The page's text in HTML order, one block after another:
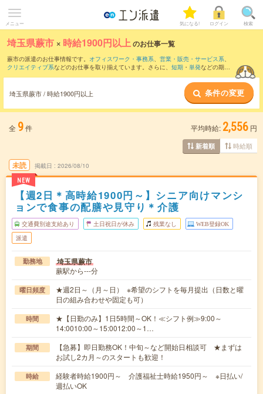
メニュー 気になる! ログイン 検索
埼玉県蕨市 × 時給1900円以上のお仕事一覧
蕨市の派遣のお仕事情報です。 オフィスワーク・事務系、 営業・販売・サービス系、
クリエイティブ系などのお仕事を取り揃えています。さらに、 短期 ・ 単発などの期間
埼玉県蕨市 / 時給1900円以上 条件の変更
全 9件 平均時給: 2,556 円
新着順 時給順
未読
NEW
掲載日 2026/08/10
【週2日＊高時給1900円～】シニア向けマンシ
ョンで食事の配膳や見守り＊介護
交通費別途支給あり 土日祝日が休み 残業なし WEB登録OK
派遣
勤務地 埼玉県蕨市
蕨駅から---分
曜日頻度
★週2日～（月～日） ※希望のシフトを毎月提出（日数と曜
日の組み合わせや固定も可）
時間
★【日勤のみ】1日5時間～OK！≪シフト例≫9:00～
14:0010:00～15:0012:00～1…
期間
【急募】即日勤務OK！中旬～など開始日相談可 ★まずは
お試し2カ月～のスタートも歓迎！
時給
経験者時給1900円～ 介護福祉士時給1950円～ ※日払い/
週払いOK